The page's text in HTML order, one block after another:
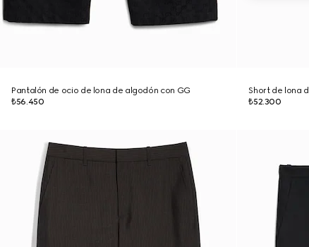
Pantalón de ocio de lona de algodón con GG
₺56.450
Short de lona
₺52.300